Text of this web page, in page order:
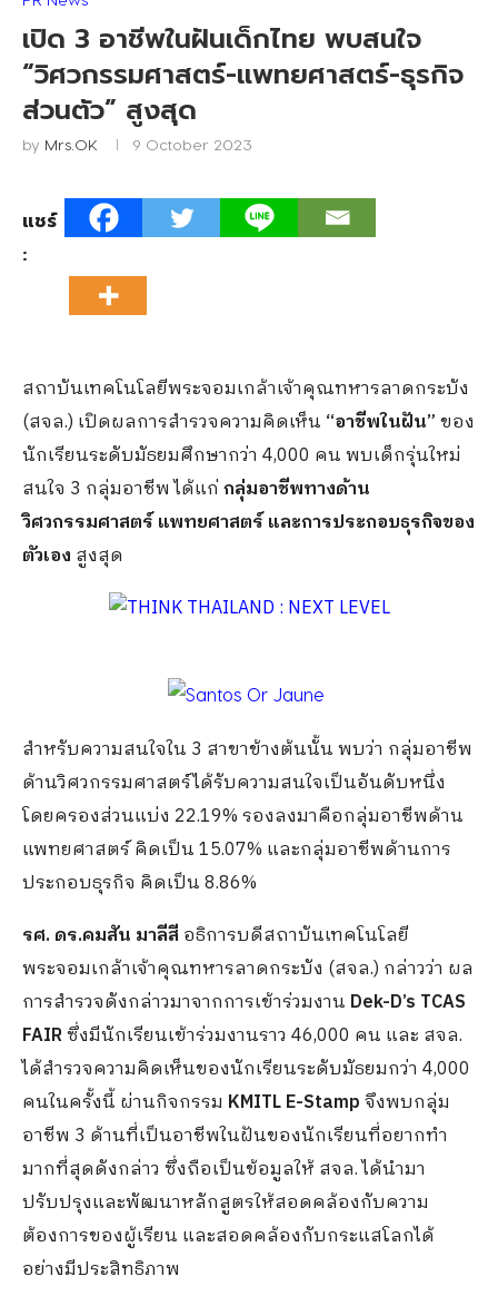
เปิด 3 อาชีพในฝันเด็กไทย พบสนใจ
“วิศวกรรมศาสตร์-แพทยศาสตร์-ธุรกิจ
ส่วนตัว” สูงสุด
by Mrs.OK 9 October 2023
แชร์
:
สถาบันเทคโนโลยีพระจอมเกล้าเจ้าคุณทหารลาดกระบัง
(สจล.) เปิดผลการสำรวจความคิดเห็น “อาชีพในฝัน”ของ
นักเรียนระดับมัธยมศึกษากว่า 4,000 คน พบเด็กรุ่นใหม่
สนใจ 3 กลุ่มอาชีพ ได้แก่กลุ่มอาชีพทางด้าน
วิศวกรรมศาสตร์ แพทยศาสตร์ และการประกอบธุรกิจของ
ตัวเอง สูงสุด
สำหรับความสนใจใน 3 สาขาข้างต้นนั้น พบว่า กลุ่มอาชีพ
ด้านวิศวกรรมศาสตร์ได้รับความสนใจเป็นอันดับหนึ่ง
โดยครองส่วนแบ่ง 22.19% รองลงมาคือกลุ่มอาชีพด้าน
แพทยศาสตร์ คิดเป็น 15.07% และกลุ่มอาชีพด้านการ
ประกอบธุรกิจ คิดเป็น 8.86%
รศ. ดร.คมสัน มาลีสี อธิการบดีสถาบันเทคโนโลยี
พระจอมเกล้าเจ้าคุณทหารลาดกระบัง (สจล.) กล่าวว่า ผล
การสำรวจดังกล่าวมาจากการเข้าร่วมงาน Dek-D’s TCAS
FAIRซึ่งมีนักเรียนเข้าร่วมงานราว 46,000 คน และ สจล.
ได้สำรวจความคิดเห็นของนักเรียนระดับมัธยมกว่า 4,000
คนในครั้งนี้ ผ่านกิจกรรม KMITL E-Stampจึงพบกลุ่ม
อาชีพ 3 ด้านที่เป็นอาชีพในฝันของนักเรียนที่อยากทำ
มากที่สุดดังกล่าว ซึ่งถือเป็นข้อมูลให้ สจล. ได้นำมา
ปรับปรุงและพัฒนาหลักสูตรให้สอดคล้องกับความ
ต้องการของผู้เรียน และสอดคล้องกับกระแสโลกได้
อย่างมีประสิทธิภาพ